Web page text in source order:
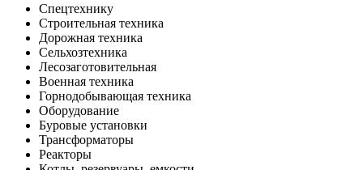
Спецтехнику
Строительная техника
Дорожная техника
Сельхозтехника
Лесозаготовительная
Военная техника
Горнодобывающая техника
Оборудование
Буровые установки
Трансформаторы
Реакторы